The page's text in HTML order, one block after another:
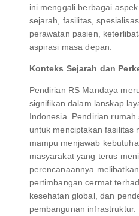
ini menggali berbagai
sejarah, fasilitas,
perawatan pasien,
aspirasi masa depan.
Konteks Sejarah dan
Pendirian RS Mandaya
signifikan dalam lanskap
Indonesia. Pendirian
untuk menciptakan fasilitas
mampu menjawab
masyarakat yang terus
perencanaannya
pertimbangan cermat
kesehatan global, dan
pembangunan